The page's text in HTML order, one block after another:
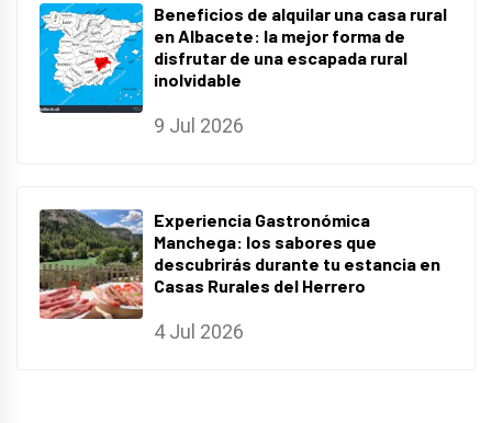
Beneficios de alquilar una casa rural
en Albacete: la mejor forma de
disfrutar de una escapada rural
inolvidable
9 Jul 2026
Experiencia Gastronómica
Manchega: los sabores que
descubrirás durante tu estancia en
Casas Rurales del Herrero
4 Jul 2026